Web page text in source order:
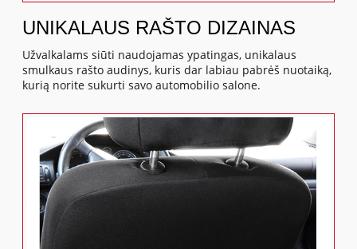
UNIKALAUS RAŠTO DIZAINAS
Užvalkalams siūti naudojamas ypatingas, unikalaus
smulkaus rašto audinys, kuris dar labiau pabrėš nuotaiką,
kurią norite sukurti savo automobilio salone.